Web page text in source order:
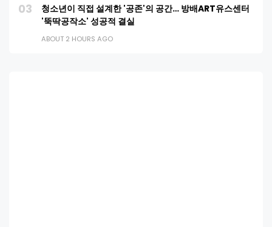
03
청소년이 직접 설계한 '공존'의 공간… 방배ART유스센터
'뚝딱공작소' 성공적 결실
ABOUT 2 HOURS AGO